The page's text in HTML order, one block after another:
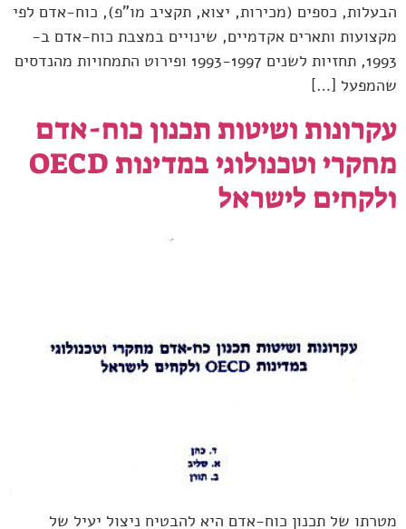
הבעלות, כספים (מכירות, יצוא, תקציב מו"פ), כוח-אדם לפי
מקצועות ותארים אקדמיים, שינויים במצבת כוח-אדם ב-
1993, תחזיות לשנים 1993-1997 ופירוט התמחויות מהנדסים
שהמפעל […]
עקרונות ושיטות תכנון כוח-אדם
מחקרי וטכנולוגי במדינות OECD
ולקחים לישראל
מטרתו של תכנון כוח-אדם היא להבטיח ניצול יעיל של